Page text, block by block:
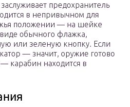
предохранитель
в непривычном для
положении — на шейке
обычного флажка,
или зеленую кнопку. Если
— значит, оружие готово
карабин находится в